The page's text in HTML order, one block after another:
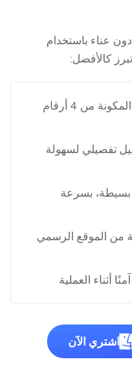
عناء باستخدام
يعمل مع شاشات القفل المكونة من 4 أرقام
تفصيلي لسهولة
بسيطة، بسرعة
من الموقع الرسمي
أثناء العملية
اشتري الآن